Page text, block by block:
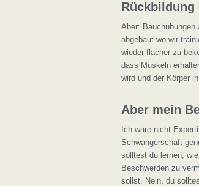
Rückbildung
Aber:
abgebaut wo wir
wieder flacher zu
dass Muskeln
wird und der Körper
Aber mein
Ich wäre nicht
Schwangerschaft
solltest du lernen,
Beschwerden zu
sollst. Nein, du